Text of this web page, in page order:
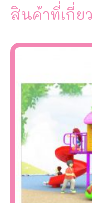
สินค้าที่เกี่ย